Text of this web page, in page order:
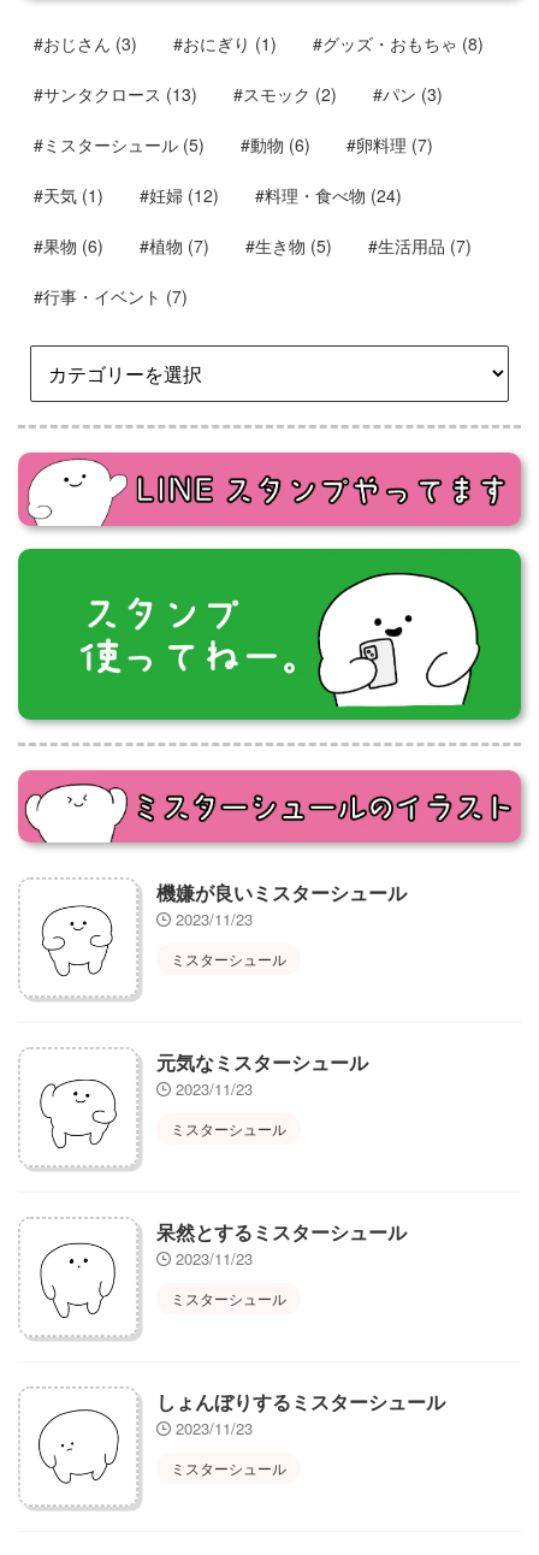
#おじさん (3) #おにぎり (1) #グッズ・おもちゃ (8)
#サンタクロース (13) #スモック (2) #パン (3)
#ミスターシュール (5) #動物 (6) #卵料理 (7)
#天気 (1) #妊婦 (12) #料理・食べ物 (24)
#果物 (6) #植物 (7) #生き物 (5) #生活用品 (7)
#行事・イベント (7)
機嫌が良いミスターシュール
2023/11/23
ミスターシュール
元気なミスターシュール
2023/11/23
ミスターシュール
呆然とするミスターシュール
2023/11/23
ミスターシュール
しょんぼりするミスターシュール
2023/11/23
ミスターシュール